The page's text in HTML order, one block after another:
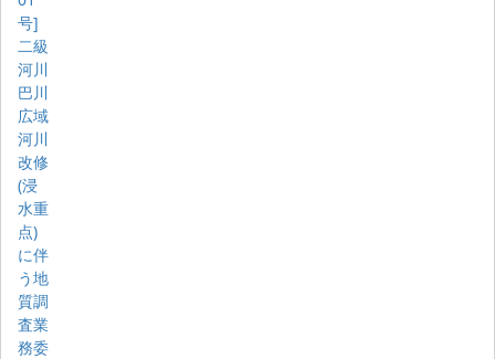
号]
二級
河川
巴川
広域
河川
改修
(浸
水重
点)
に伴
う地
質調
査業
務委